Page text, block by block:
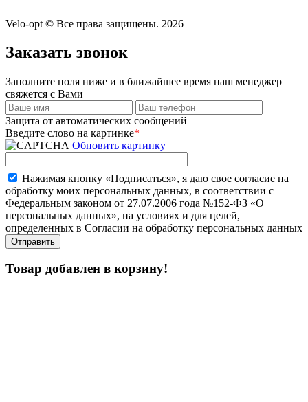
Velo-opt © Все права защищены. 2026
Заказать звонок
Заполните поля ниже и в ближайшее время наш менеджер
свяжется с Вами
Защита от автоматических сообщений
Введите слово на картинке*
Обновить картинку
Нажимая кнопку «Подписаться», я даю свое согласие на
обработку моих персональных данных, в соответствии с
Федеральным законом от 27.07.2006 года №152-ФЗ «О
персональных данных», на условиях и для целей,
определенных в Согласии на обработку персональных данных
Товар добавлен в корзину!